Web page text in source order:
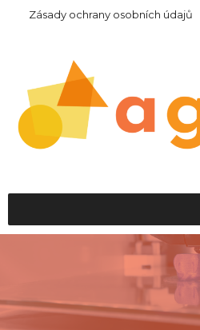
Zásady ochrany osobních údajů